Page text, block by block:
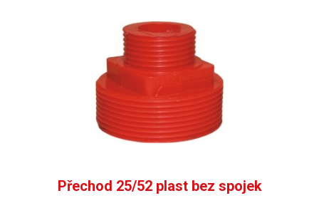
Přechod 25/52 plast bez spojek